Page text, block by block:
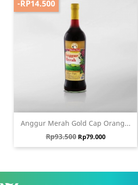
Anggur Merah Gold Cap Orang...
Harga biasa
Rp93.500 Harga
Rp79.000
-RP14.500